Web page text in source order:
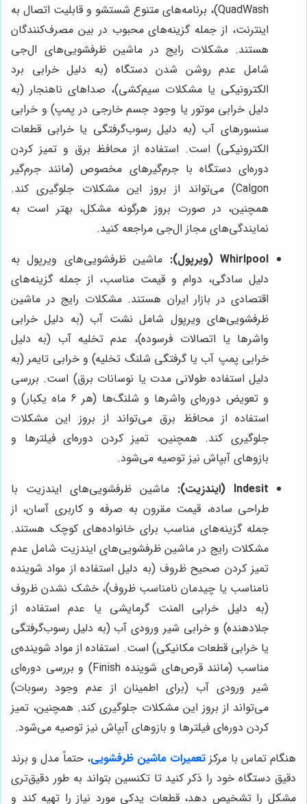
QuadWash)، برنامه‌های متنوع شستشو و قابلیت اتصال به
اینترنت، از جمله گزینه‌های محبوب در بین مصرف‌کنندگان
هستند. مشکلات رایج در ماشین ظرفشویی‌های ال‌جی
شامل عدم روشن شدن دستگاه (به دلیل خرابی برد
الکترونیکی یا مشکلات سیم‌کشی)، صداهای ناهنجار (به
دلیل خرابی موتور یا وجود جسم خارجی در پمپ) و خرابی
سنسورهای آب (به دلیل رسوب‌گرفتگی یا خرابی قطعات
الکترونیکی) است. استفاده از محافظ برق و تمیز کردن
دوره‌ای دستگاه با جرم‌گیرهای مخصوص (مانند جرم‌گیر
Calgon) می‌تواند از بروز این مشکلات جلوگیری کند.
همچنین، در صورت بروز هرگونه مشکل، بهتر است به
نمایندگی‌های مجاز ال‌جی مراجعه کنید.
Whirlpool (ویرپول):
ماشین ظرفشویی‌های ویرپول به
دلیل سادگی، دوام و قیمت مناسب، از جمله گزینه‌های
اقتصادی در بازار ایران هستند. مشکلات رایج در ماشین
ظرفشویی‌های ویرپول شامل نشت آب (به دلیل خرابی
واشرها یا اتصالات فرسوده)، عدم تخلیه آب (به دلیل
خرابی پمپ آب یا گرفتگی شلنگ تخلیه) و خرابی تایمر (به
دلیل استفاده طولانی مدت یا نوسانات برق) است. بررسی
و تعویض دوره‌ای واشرها و شلنگ‌ها (هر 6 ماه یکبار) و
استفاده از محافظ برق می‌تواند از بروز این مشکلات
جلوگیری کند. همچنین، تمیز کردن دوره‌ای فیلترها و
بازوهای آبپاش نیز توصیه می‌شود.
Indesit (ایندزیت):
ماشین ظرفشویی‌های ایندزیت با
طراحی ساده، قیمت مقرون به صرفه و کاربری آسان، از
جمله گزینه‌های مناسب برای خانواده‌های کوچک هستند.
مشکلات رایج در ماشین ظرفشویی‌های ایندزیت شامل عدم
تمیز کردن صحیح ظروف (به دلیل استفاده از مواد شوینده
نامناسب یا چیدمان نامناسب ظروف)، خشک نشدن ظروف
(به دلیل خرابی المنت گرمایشی یا عدم استفاده از
جلادهنده) و خرابی شیر ورودی آب (به دلیل رسوب‌گرفتگی
یا خرابی قطعات مکانیکی) است. استفاده از مواد شوینده‌ی
مناسب (مانند قرص‌های شوینده Finish) و بررسی دوره‌ای
شیر ورودی آب (برای اطمینان از عدم وجود رسوبات)
می‌تواند از بروز این مشکلات جلوگیری کند. همچنین، تمیز
کردن دوره‌ای فیلترها و بازوهای آبپاش نیز توصیه می‌شود.
هنگام تماس با مرکز تعمیرات ماشین ظرفشویی، حتماً مدل و برند
دقیق دستگاه خود را ذکر کنید تا تکنسین بتواند به طور دقیق‌تری
مشکل را تشخیص دهد، قطعات یدکی مورد نیاز را تهیه کند و